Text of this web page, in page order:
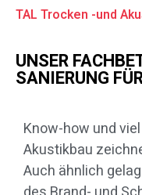
TAL Trocken -und
UNSER
SANIERUNG
Know-how und
Akustikbau
Auch ähnlich